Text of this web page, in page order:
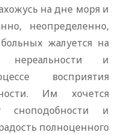
на дне моря и
неопределенно,
жалуется на
нереальности и
восприятия
Им хочется
сноподобности и
полноценного